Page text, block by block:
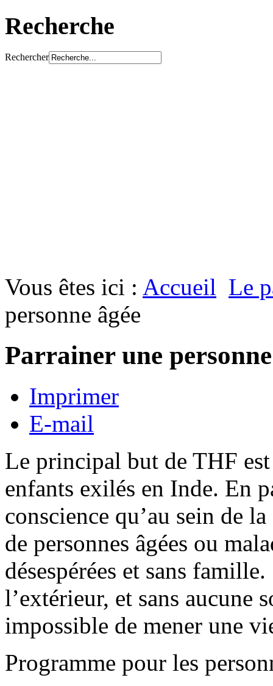
Recherche
Rechercher
Vous êtes ici : Accueil Le
personne âgée
Parrainer une personne
Imprimer
E-mail
Le principal but de THF est
enfants exilés en Inde. En
conscience qu’au sein de
de personnes âgées ou
désespérées et sans
l’extérieur, et sans aucune
impossible de mener une
Programme pour les